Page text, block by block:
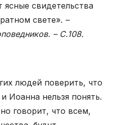
ясные свидетельства
свете». –
– С.108.
людей поверить, что
Иоанна нельзя понять.
говорит, что всем,